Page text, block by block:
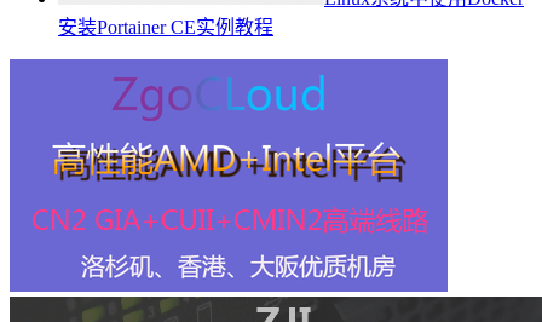
安装Portainer CE实例教程